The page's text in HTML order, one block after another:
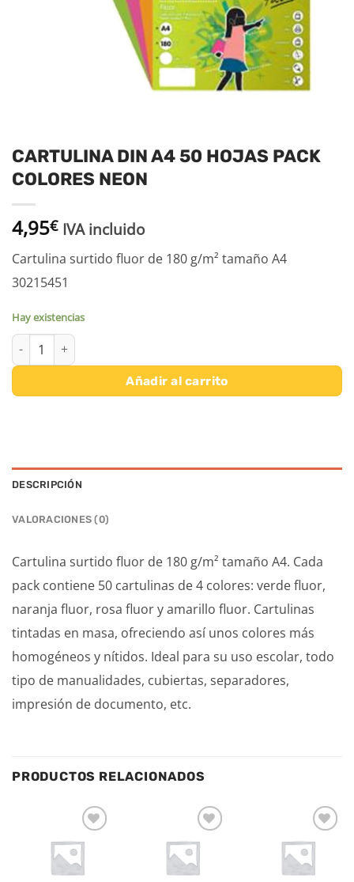
CARTULINA DIN A4 50 HOJAS PACK
COLORES NEON
4,95€ IVA incluido
Cartulina surtido fluor de 180 g/m² tamaño A4
30215451
Hay existencias
CARTULINA DIN A4 50 HOJAS PACK COLORES NEON cantidad
Añadir al carrito
DESCRIPCIÓN
VALORACIONES (0)
Cartulina surtido fluor de 180 g/m² tamaño A4. Cada
pack contiene 50 cartulinas de 4 colores: verde fluor,
naranja fluor, rosa fluor y amarillo fluor. Cartulinas
tintadas en masa, ofreciendo así unos colores más
homogéneos y nítidos. Ideal para su uso escolar, todo
tipo de manualidades, cubiertas, separadores,
impresión de documento, etc.
PRODUCTOS RELACIONADOS
Añadir
lista de
deseos
Añadir
lista de
deseos
Añadir
lista de
deseos